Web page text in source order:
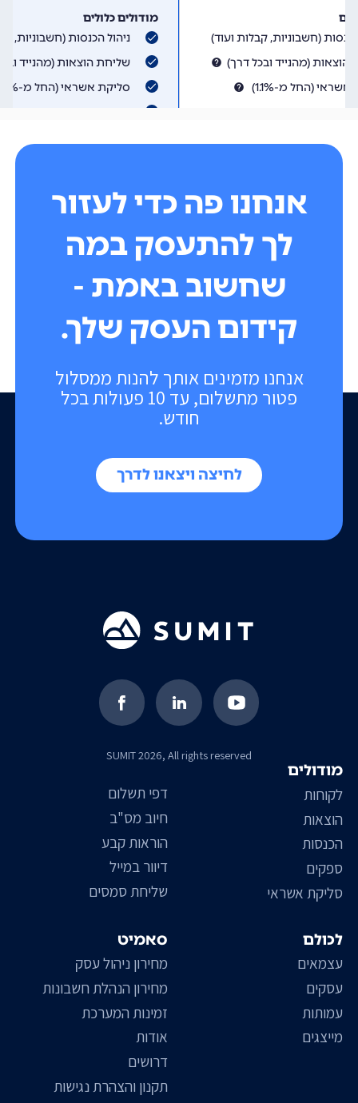
אנחנו מזמינים אותך להנות ממסלול
פטור מתשלום, עד 10 פעולות בכל
חודש.
לחיצה ויצאנו לדרך
אנחנו פה כדי לעזור
לך להתעסק במה
שחשוב באמת -
קידום העסק שלך.
SUMIT 2026, All rights reserved
סאמיט
מחירון ניהול עסק
מחירון הנהלת חשבונות
זמינות המערכת
אודות
דרושים
תקנון והצהרת נגישות
דפי תשלום
חיוב מס"ב
הוראות קבע
דיוור במייל
שליחת סמסים
מודולים
לקוחות
הוצאות
הכנסות
ספקים
סליקת אשראי
לכולם
עצמאים
עסקים
עמותות
מייצגים